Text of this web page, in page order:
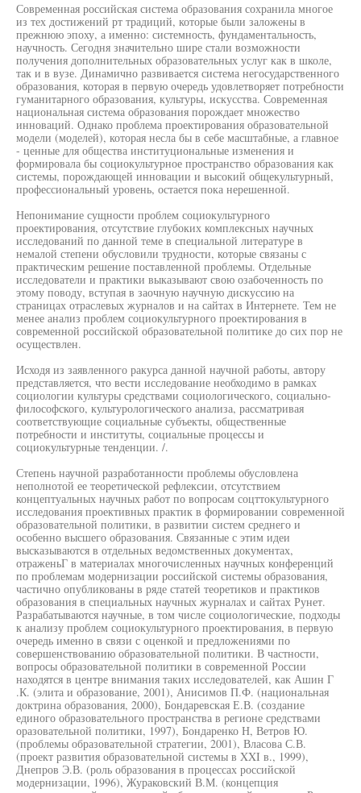
Современная российская система образования сохранила многое
из тех достижений рт традиций, которые были заложены в
прежнюю эпоху, а именно: системность, фундаментальность,
научность. Сегодня значительно шире стали возможности
получения дополнительных образовательных услуг как в школе,
так и в вузе. Динамично развивается система негосударственного
образования, которая в первую очередь удовлетворяет потребности
гуманитарного образования, культуры, искусства. Современная
национальная система образования порождает множество
инноваций. Однако проблема проектирования образовательной
модели (моделей), которая несла бы в себе масштабные, а главное
- ценные для общества институциональные изменения и
формировала бы социокультурное пространство образования как
системы, порождающей инновации и высокий общекультурный,
профессиональный уровень, остается пока нерешенной.
Непонимание сущности проблем социокультурного
проектирования, отсутствие глубоких комплексных научных
исследований по данной теме в специальной литературе в
немалой степени обусловили трудности, которые связаны с
практическим решение поставленной проблемы. Отдельные
исследователи и практики выказывают свою озабоченность по
этому поводу, вступая в заочную научную дискуссию на
страницах отраслевых журналов и на сайтах в Интернете. Тем не
менее анализ проблем социокультурного проектирования в
современной российской образовательной политике до сих пор не
осуществлен.
Исходя из заявленного ракурса данной научной работы, автору
представляется, что вести исследование необходимо в рамках
социологии культуры средствами социологического, социально-
философского, культурологического анализа, рассматривая
соответствующие социальные субъекты, общественные
потребности и институты, социальные процессы и
социокультурные тенденции. /.
Степень научной разработанности проблемы обусловлена
неполнотой ее теоретической рефлексии, отсутствием
концептуальных научных работ по вопросам соцттокультурного
исследования проективных практик в формировании современной
образовательной политики, в развитии систем среднего и
особенно высшего образования. Связанные с этим идеи
высказываются в отдельных ведомственных документах,
отраженьГ в материалах многочисленных научных конференций
по проблемам модернизации российской системы образования,
частично опубликованы в ряде статей теоретиков и практиков
образования в специальных научных журналах и сайтах Рунет.
Разрабатываются научные, в том числе социологические, подходы
к анализу проблем социокультурного проектирования, в первую
очередь именно в связи с оценкой и предложениями по
совершенствованию образовательной политики. В частности,
вопросы образовательной политики в современной России
находятся в центре внимания таких исследователей, как Ашин Г
.К. (элита и образование, 2001), Анисимов П.Ф. (национальная
доктрина образования, 2000), Бондаревская Е.В. (создание
единого образовательного пространства в регионе средствами
оразовательной политики, 1997), Бондаренко Н, Ветров Ю.
(проблемы образовательной стратегии, 2001), Власова С.В.
(проект развития образовательной системы в XXI в., 1999),
Днепров Э.В. (роль образования в процессах российской
модернизации, 1996), Жураковский В.М. (концепция